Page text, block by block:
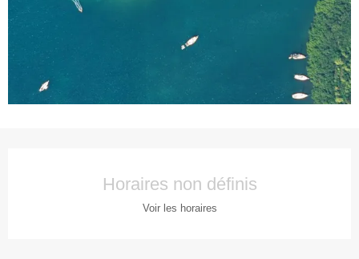
Horaires non définis
Voir les horaires